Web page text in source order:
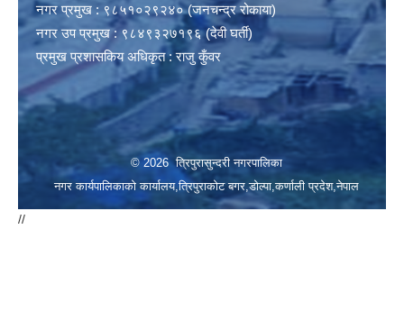
नगर प्रमुख : ९८५१०२९२४० (जनचन्द्र रोकाया)
नगर उप प्रमुख : ९८४९३२७१९६ (देवी घर्ती)
प्रमुख प्रशासकिय अधिकृत : राजु कुँवर
© 2026 त्रिपुरासुन्दरी नगरपालिका
नगर कार्यपालिकाको कार्यालय,त्रिपुराकोट बगर,डोल्पा,कर्णाली प्रदेश,नेपाल
//